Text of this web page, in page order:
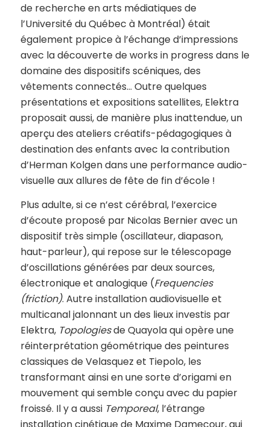
de recherche en arts médiatiques de
l’Université du Québec à Montréal) était
également propice à l’échange d’impressions
avec la découverte de works in progress dans le
domaine des dispositifs scéniques, des
vêtements connectés… Outre quelques
présentations et expositions satellites, Elektra
proposait aussi, de manière plus inattendue, un
aperçu des ateliers créatifs-pédagogiques à
destination des enfants avec la contribution
d’Herman Kolgen dans une performance audio-
visuelle aux allures de fête de fin d’école !
Plus adulte, si ce n’est cérébral, l’exercice
d’écoute proposé par Nicolas Bernier avec un
dispositif très simple (oscillateur, diapason,
haut-parleur), qui repose sur le télescopage
d’oscillations générées par deux sources,
électronique et analogique (Frequencies
(friction). Autre installation audiovisuelle et
multicanal jalonnant un des lieux investis par
Elektra, Topologiesde Quayola qui opère une
réinterprétation géométrique des peintures
classiques de Velasquez et Tiepolo, les
transformant ainsi en une sorte d’origami en
mouvement qui semble conçu avec du papier
froissé. Il y a aussi Temporeal, l’étrange
installation cinétique de Maxime Damecour, qui